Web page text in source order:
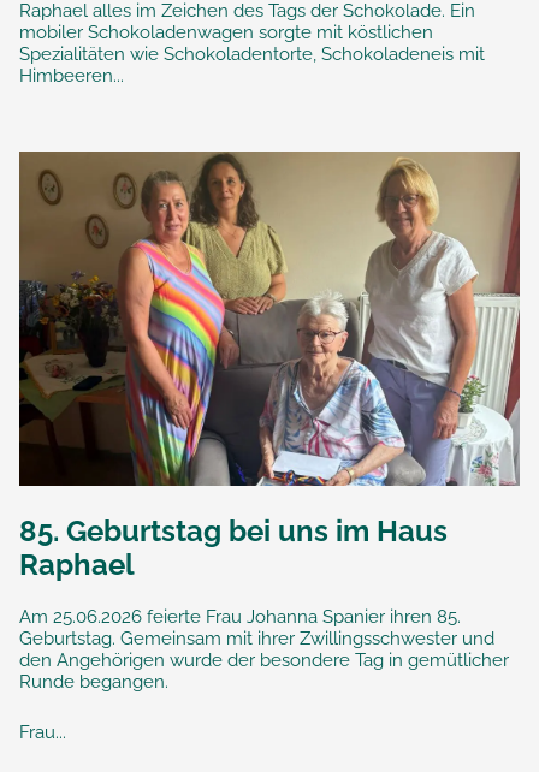
Raphael alles im Zeichen des Tags der Schokolade. Ein
mobiler Schokoladenwagen sorgte mit köstlichen
Spezialitäten wie Schokoladentorte, Schokoladeneis mit
Himbeeren...
85. Geburtstag bei uns im Haus
Raphael
Am 25.06.2026 feierte Frau Johanna Spanier ihren 85.
Geburtstag. Gemeinsam mit ihrer Zwillingsschwester und
den Angehörigen wurde der besondere Tag in gemütlicher
Runde begangen.
Frau...